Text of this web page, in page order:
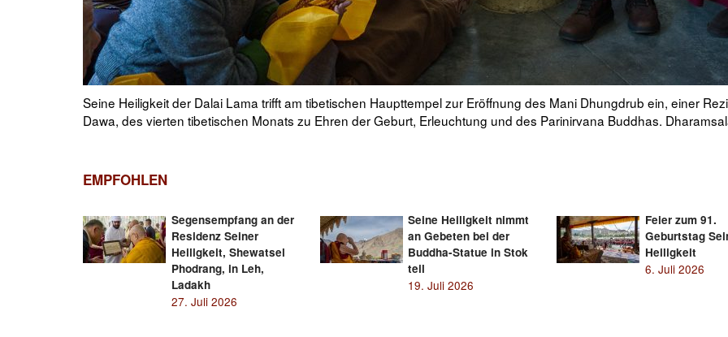
Eine Statue von Avalokiteshvara im Zentrum des Mandalas, das während des Mani Dhungdrub im tibetischen
mani padme hung während Saga Dawa, des vierten tibetischen Monats zu Ehren der Geburt, Erleuchtung und
EMPFOHLEN
Segensempfang an der
Residenz Seiner
Heiligkeit, Shewatsel
Phodrang, in Leh,
Ladakh
27. Juli 2026
Seine Heiligkeit nimmt
an Gebeten bei der
Buddha-Statue in Stok
teil
19. Juli 2026
Feier zum 91.
Geburtstag
Heiligkeit
6. Juli 2026